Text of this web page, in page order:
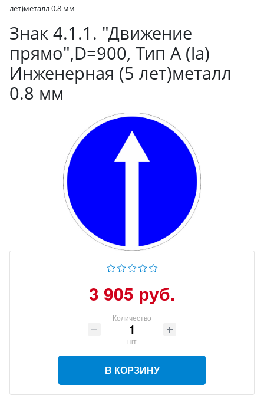
лет)металл 0.8 мм
Знак 4.1.1. "Движение
прямо",D=900, Тип А (la)
Инженерная (5 лет)металл
0.8 мм
3 905 руб.
Количество
шт
В КОРЗИНУ